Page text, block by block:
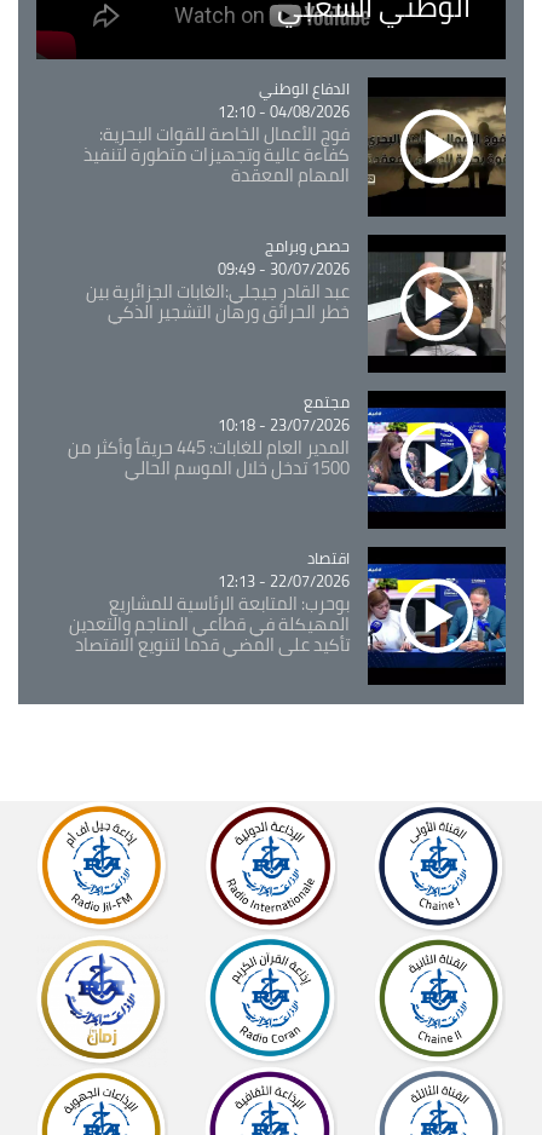
Catégorie
الدفاع الوطني
04/08/2026 - 12:10
فوج الأعمال الخاصة للقوات البحرية:
كفاءة عالية وتجهيزات متطورة لتنفيذ
المهام المعقدة
Catégorie
حصص وبرامج
30/07/2026 - 09:49
عبد القادر جيجلي:الغابات الجزائرية بين
خطر الحرائق ورهان التشجير الذكي
Catégorie
مجتمع
23/07/2026 - 10:18
المدير العام للغابات: 445 حريقاً وأكثر من
1500 تدخل خلال الموسم الحالي
Catégorie
اقتصاد
22/07/2026 - 12:13
بوحرب: المتابعة الرئاسية للمشاريع
المهيكلة في قطاعي المناجم والتعدين
تأكيد على المضي قدما لتنويع الاقتصاد